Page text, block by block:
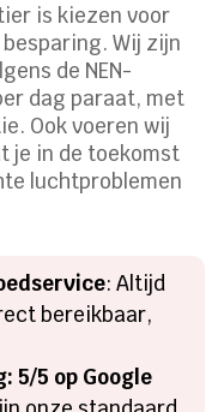
is kiezen voor
Wij zijn
de NEN-
dag paraat, met
Ook voeren wij
je in de toekomst
luchtproblemen
: Altijd
bereikbaar,
5/5 op Google